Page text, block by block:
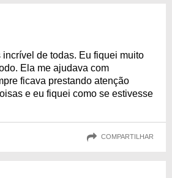
incrível de todas. Eu fiquei muito
Ela me ajudava com
ficava prestando atenção
e eu fiquei como se estivesse
COMPARTILHAR